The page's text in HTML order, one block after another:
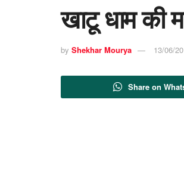
खाटू धाम की
by Shekhar Mourya 13/06/
Share on